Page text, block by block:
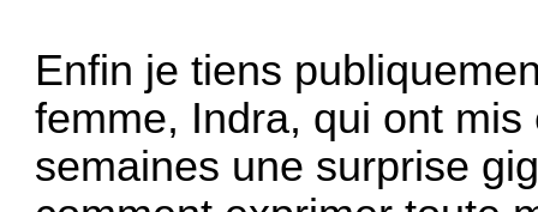
Enfin je tiens
femme, Indra, qui ont
semaines une surprise